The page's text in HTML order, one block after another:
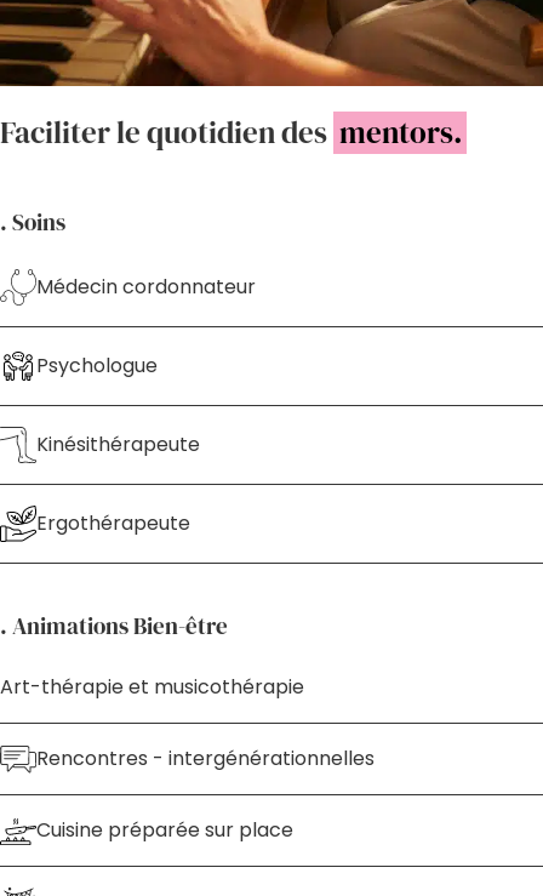
Faciliter le quotidien des mentors.
. Soins
Médecin cordonnateur
Psychologue
Kinésithérapeute
Ergothérapeute
. Animations Bien-être
Art-thérapie et musicothérapie
Rencontres - intergénérationnelles
Cuisine préparée sur place